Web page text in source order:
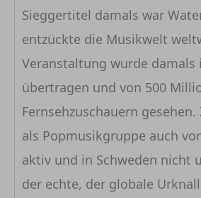
Sieggertitel damals war
entzückte die Musikwelt
Veranstaltung wurde damals
übertragen und von 500
Fernsehzuschauern gesehen.
als Popmusikgruppe auch
aktiv und in Schweden nicht
der echte, der globale